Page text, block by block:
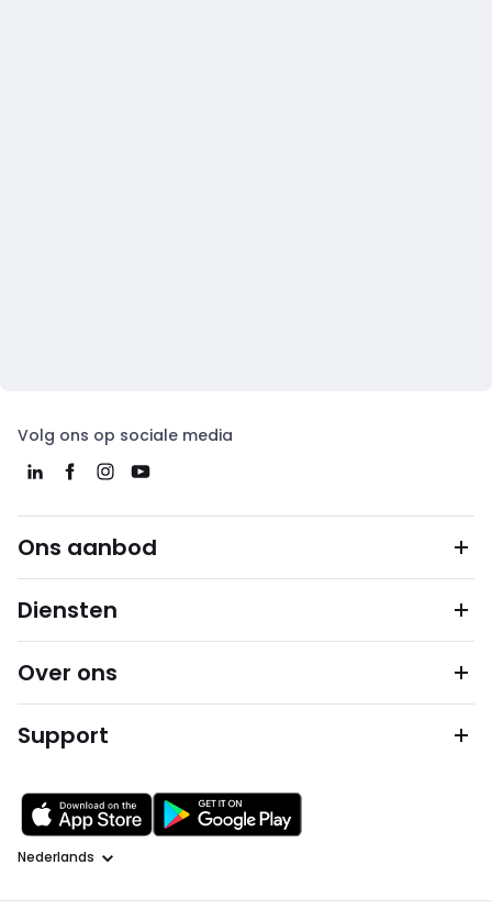
Volg ons op sociale media
Ons aanbod
Diensten
Over ons
Support
Taal